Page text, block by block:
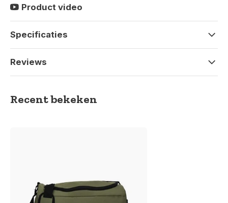
Product video
Specificaties
Reviews
Recent bekeken